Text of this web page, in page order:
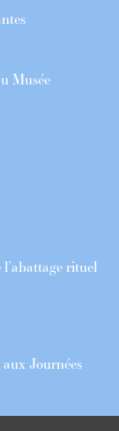
Musée
rituel
Journées